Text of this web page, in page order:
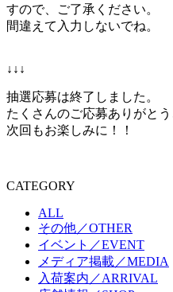
すので、ご了承ください。
間違えて入力しないでね。
↓↓↓
抽選応募は終了しました。
たくさんのご応募ありがとう
次回もお楽しみに！！
CATEGORY
ALL
その他／OTHER
イベント／EVENT
メディア掲載／MEDIA
入荷案内／ARRIVAL